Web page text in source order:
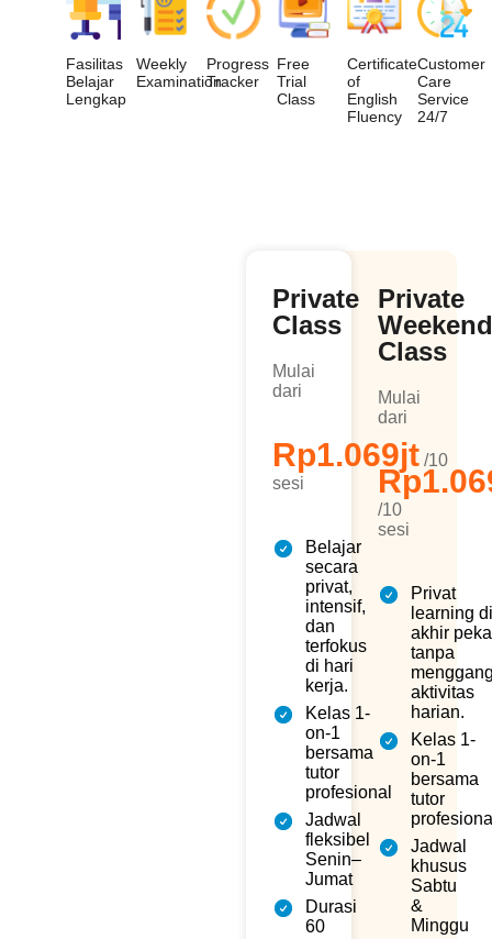
Fasilitas
Belajar
Lengkap
Weekly
Examination
Progress
Tracker
Free
Trial
Class
Certificate
of
English
Fluency
Customer
Care
Service
24/7
Private
Class
Mulai
dari
Rp1.069jt /10
sesi
Belajar
secara
privat,
intensif,
dan
terfokus
di hari
kerja.
Kelas 1-
on-1
bersama
tutor
profesional
Jadwal
fleksibel
Senin–
Jumat
Durasi
60
Private
Weekend
Class
Mulai
dari
/10
sesi
Privat
learning di
akhir
tanpa
aktivitas
harian.
Kelas 1-
on-1
bersama
tutor
Jadwal
khusus
Sabtu
&
Minggu